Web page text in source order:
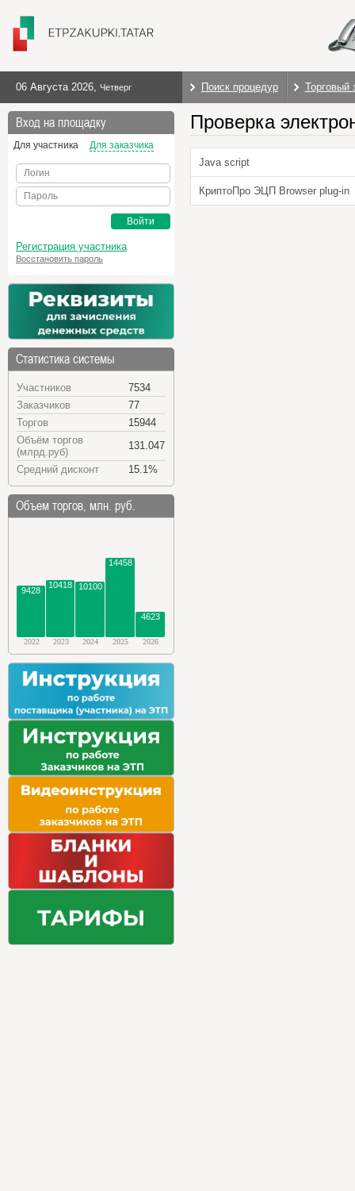
06 Августа 2026, Четверг Поиск процедур Торговый
Вход на площадку
Для участника Для заказчика
Логин
Пароль
Войти
Регистрация участника
Восстановить пароль
Статистика системы
Участников
7534
Заказчиков
77
Торгов
15944
Объём торгов
(млрд.руб)
131.047
Средний дисконт
15.1%
Объем торгов, млн. руб.
9428
10418 10100
14458
4623
2022 2023 2024 2025 2026
Проверка
Java script
КриптоПро ЭЦП Browser plug-in